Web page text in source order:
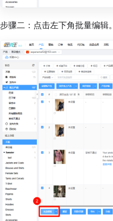
步骤二：点击左下角批量编辑。